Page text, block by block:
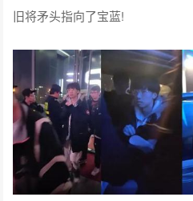
旧将矛头指向了宝蓝!